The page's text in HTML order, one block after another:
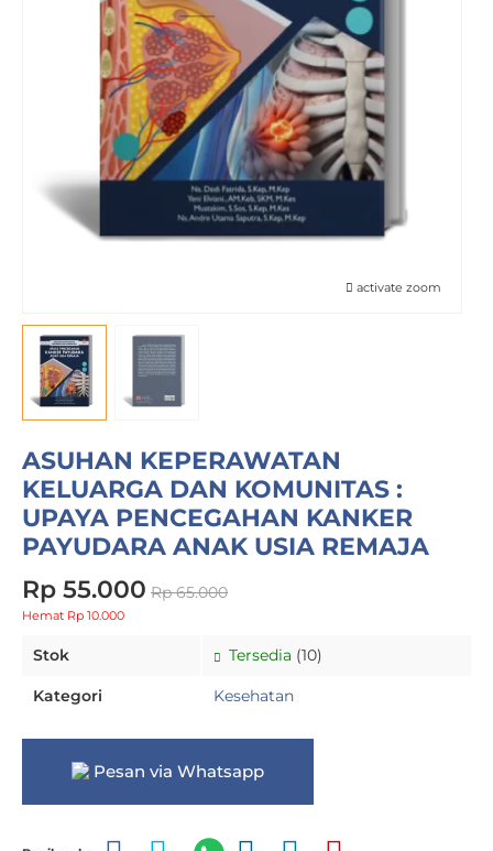
activate zoom
ASUHAN KEPERAWATAN
KELUARGA DAN KOMUNITAS :
UPAYA PENCEGAHAN KANKER
PAYUDARA ANAK USIA REMAJA
Rp 55.000 Rp 65.000
Hemat Rp 10.000
Stok Tersedia (10)
Kategori Kesehatan
Pesan via Whatsapp